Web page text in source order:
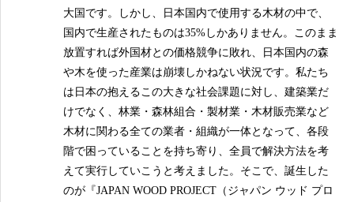
大国です。しかし、日本国内で使用する木材の中で、
国内で生産されたものは35%しかありません。このまま
放置すれば外国材との価格競争に敗れ、日本国内の森
や木を使った産業は崩壊しかねない状況です。私たち
は日本の抱えるこの大きな社会課題に対し、建築業だ
けでなく、林業・森林組合・製材業・木材販売業など
木材に関わる全ての業者・組織が一体となって、各段
階で困っていることを持ち寄り、全員で解決方法を考
えて実行していこうと考えました。そこで、誕生した
のが『JAPAN WOOD PROJECT（ジャパン ウッド プロ